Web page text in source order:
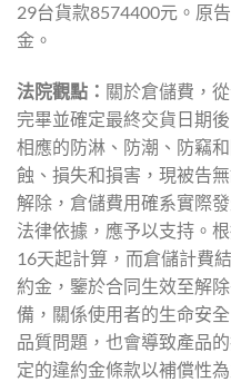
29台貨款8574400元。原
金。
法院觀點： 關於倉儲費，
完畢並確定最終交貨日期
相應的防淋、防潮、防竊
蝕、損失和損害，現被告
解除，倉儲費用確系實際
法律依據，應予以支持。
16天起計算，而倉儲計費
約金，鑒於合同生效至解
備，關係使用者的生命安
品質問題，也會導致產品
定的違約金條款以補償性